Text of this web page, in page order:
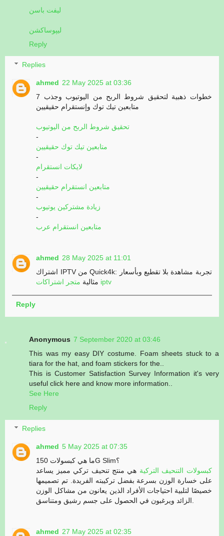
لیفت باسن
لیپوساکشن
Reply
Replies
ahmed 22 May 2025 at 03:36
7 خطوات ذهبية لتحقيق شروط الربح من اليوتيوب وجذب
متابعين تيك توك وإنستقرام حقيقيين
تحقيق شروط الربح من اليوتيوب
-
متابعين تيك توك حقيقيين
-
لايكات انستقرام
-
متابعين انستقرام حقيقيين
-
زيادة مشتركين يوتيوب
-
متابعين انستقرام عرب
ahmed 28 May 2025 at 11:01
اشتراك IPTV من Quick4k: تجربة مشاهدة بلا تقطيع وبأسعار
مثالية متجر اشتراكات iptv
Reply
Anonymous 7 September 2020 at 03:46
This was my easy DIY costume. Foam sheets stuck to a
tiara for the hat, and foam stickers for the..
This is Customer Satisfaction Survey Information it's very
useful click here and know more information..
See Here
Reply
Replies
ahmed 5 May 2025 at 07:35
ما هي كبسولات 150G Slim؟
كبسولات التنحيف التركية هي منتج تنحيف تركي مميز يساعد
على خسارة الوزن بسرعة بفضل تركيبته الفريدة. تم تصميمها
خصيصًا لتلبية احتياجات الأفراد الذين يعانون من مشاكل الوزن
ahmed 27 May 2025 at 02:35